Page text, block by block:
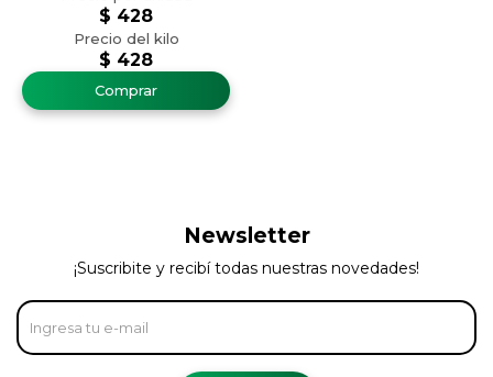
$ 428
$ 428
Newsletter
¡Suscribite y recibí todas nuestras novedades!